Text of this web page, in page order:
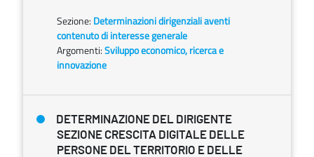
Sezione: Determinazioni dirigenziali aventi
contenuto di interesse generale
Argomenti:Sviluppo economico, ricerca e
innovazione
DETERMINAZIONE DEL DIRIGENTE
SEZIONE CRESCITA DIGITALE DELLE
PERSONE DEL TERRITORIO E DELLE